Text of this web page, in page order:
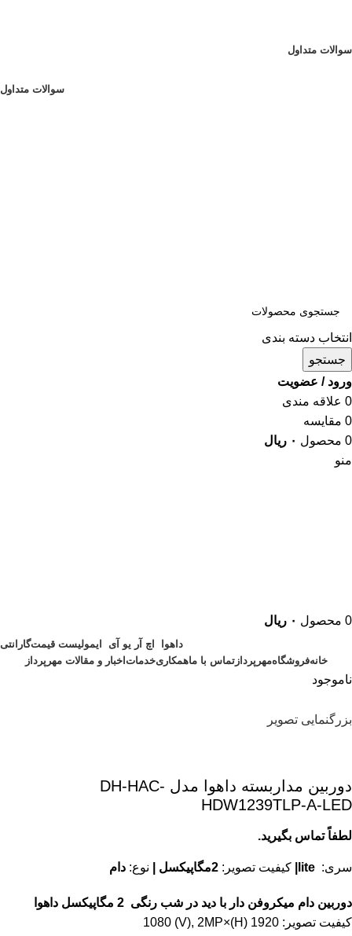
سوالات متداول
سوالات متداول
انتخاب دسته بندی
جستجو
ورود / عضویت
0 علاقه مندی
0 مقایسه
0 محصول ۰ ریال
منو
0 محصول ۰ ریال
داهوا اچ آر یو آی ایمولیست قیمتگارانتی
خانهفروشگاهمهرپردازتماس با ماهمکاریخدمات اخبار و مقالات مهرپرداز
ناموجود
بزرگنمایی تصویر
دوربین مداربسته داهوا مدل DH-HAC-
HDW1239TLP-A-LED
لطفاً تماس بگیرید.
سری: کیفیت تصویر: نوع: دام
دوربین دام میکروفن دار با دید در شب رنگی 2 مگاپیکسل داهوا
کیفیت تصویر: 1920 (H)×1080 (V), 2MP